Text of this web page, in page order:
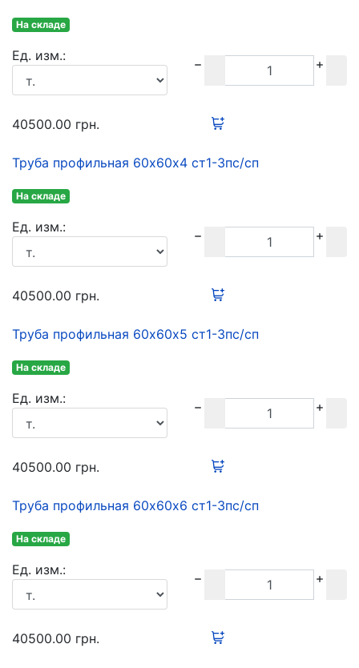
На складе
Ед. изм.:
40500.00 грн.
Труба профильная 60х60х4 ст1-3пс/сп
На складе
Ед. изм.:
40500.00 грн.
Труба профильная 60х60х5 ст1-3пс/сп
На складе
Ед. изм.:
40500.00 грн.
Труба профильная 60х60х6 ст1-3пс/сп
На складе
Ед. изм.:
40500.00 грн.